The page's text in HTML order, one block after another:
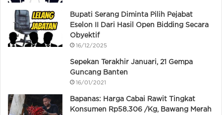
Bupati Serang Diminta Pilih Pejabat
Eselon II Dari Hasil Open Bidding Secara
Obyektif
16/12/2025
Sepekan Terakhir Januari, 21 Gempa
Guncang Banten
16/01/2021
Bapanas: Harga Cabai Rawit Tingkat
Konsumen Rp58.306 /Kg, Bawang Merah